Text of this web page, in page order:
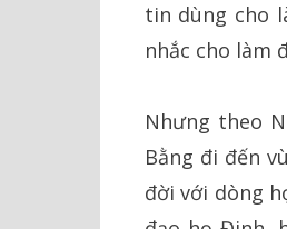
tin dùng cho
nhắc cho làm
Nhưng theo
Bằng đi đến
đời với dòng